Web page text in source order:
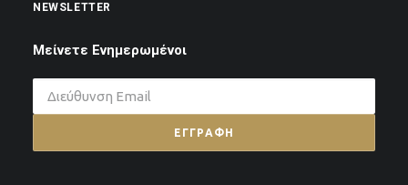
NEWSLETTER
Μείνετε Ενημερωμένοι